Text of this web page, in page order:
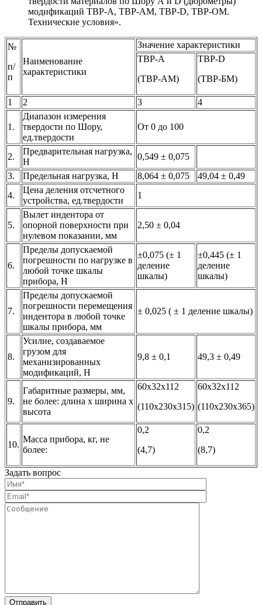
модификаций ТВР-А, ТВР-АМ, ТВР-D, ТВР-ОМ.
Технические условия».
№
п/
п
Наименование
характеристики
Значение характеристики
ТВР-А
(ТВР-АМ)
ТВР-D
(ТВР-БМ)
1 2 3 4
1.
Диапазон измерения
твердости по Шору,
ед.твердости
От 0 до 100
2.
Предварительная нагрузка,
Н
0,549 ± 0,075
3.
Предельная нагрузка, Н 8,064 ± 0,075
49,04 ± 0,49
4.
Цена деления отсчетного
устройства, ед.твердости
1
5.
Вылет индентора от
опорной поверхности при
нулевом показании, мм
2,50 ± 0,04
6.
Пределы допускаемой
погрешности по нагрузке в
любой точке шкалы
прибора, Н
±0,075 (± 1
деление
шкалы)
±0,445 (± 1
деление
шкалы)
7.
Пределы допускаемой
погрешности перемещения
индентора в любой точке
шкалы прибора, мм
± 0,025 ( ± 1 деление шкалы)
8.
Усилие, создаваемое
грузом для
механизированных
модификаций, Н
9,8 ± 0,1 49,3 ± 0,49
9.
Габаритные размеры, мм,
не более: длина х ширина х
высота
60х32х112
(110х230х315)
60х32х112
(110х230х365)
10.
Масса прибора, кг, не
более:
0,2
(4,7)
0,2
(8,7)
Задать вопрос